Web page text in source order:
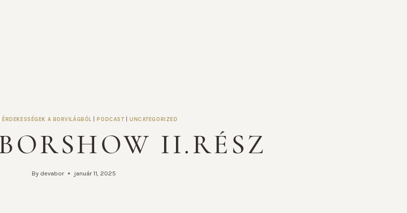
|ÉRDEKESSÉGEK A BORVILÁGBÓL |PODCAST|UNCATEGORIZED
II.RÉSZ
By devabor január 11, 2025